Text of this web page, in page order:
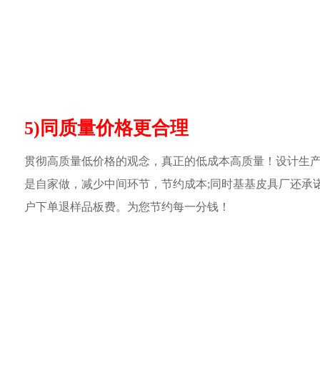
5)同质量价格更合理
贯彻高质量低价格的观念，真正的低成本高质量！设计生
是自家做，减少中间环节，节约成本;同时基基皮具厂还承
户下单退样品板费。为您节约每一分钱！